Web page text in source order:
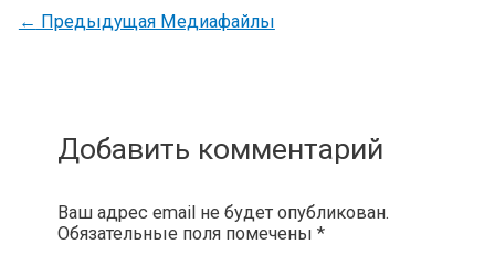
← Предыдущая Медиафайлы
Добавить комментарий
Ваш адрес email не будет опубликован.
Обязательные поля помечены *